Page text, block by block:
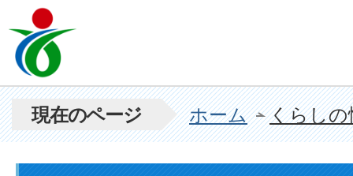
現在のページ ホーム くらしの